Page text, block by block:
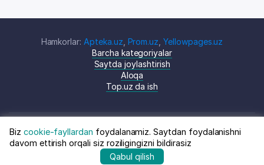
Hamkorlar: Apteka.uz Prom.uz ,Yellowpages.uz
Barcha kategoriyalar
Saytda joylashtirish
Aloqa
Top.uz da ish
© Top.uz, 2024 O'zbekiston kompaniyalari
Shartnoma
Biz cookie-fayllardan foydalanamiz. Saytdan foydalanishni
davom ettirish orqali siz roziligingizni bildirasiz
Qabul qilish